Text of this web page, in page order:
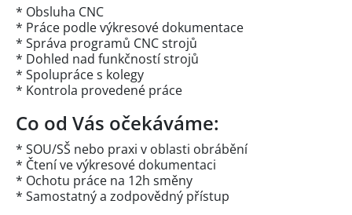
* Obsluha CNC
* Práce podle výkresové dokumentace
* Správa programů CNC strojů
* Dohled nad funkčností strojů
* Spolupráce s kolegy
* Kontrola provedené práce
Co od Vás očekáváme:
* SOU/SŠ nebo praxi v oblasti obrábění
* Čtení ve výkresové dokumentaci
* Ochotu práce na 12h směny
* Samostatný a zodpovědný přístup